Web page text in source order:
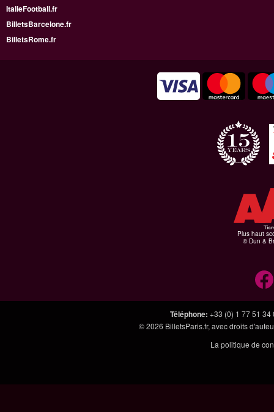
ItalieFootball.fr
BilletsBarcelone.fr
BilletsRome.fr
Plus haut
© Dun &
Téléphone: +33 (0) 1 77 51 34
© 2026 BilletsParis.fr, avec droits
La politique de